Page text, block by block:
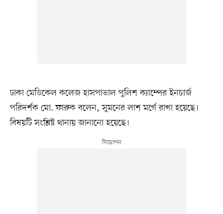
ঢাকা মেডিকেল কলেজ হাসপাতাল পুলিশ ক্যাম্পের ইনচার্জ
পরিদর্শক মো. ফারুক বলেন, সুমনের লাশ মর্গে রাখা হয়েছে।
বিষয়টি সংশ্লিষ্ট থানায় জানানো হয়েছে।